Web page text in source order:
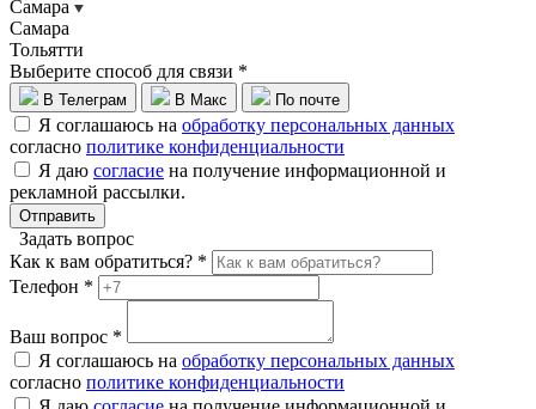
Самара
Самара
Тольятти
Выберите способ для связи *
В Телеграм В Макс По почте
Я соглашаюсь на обработку персональных данных
согласно политике конфиденциальности
Я даю согласие на получение информационной и
рекламной рассылки.
Отправить
Задать вопрос
Как к вам обратиться? *
Телефон *
Ваш вопрос *
Я соглашаюсь на обработку персональных данных
согласно политике конфиденциальности